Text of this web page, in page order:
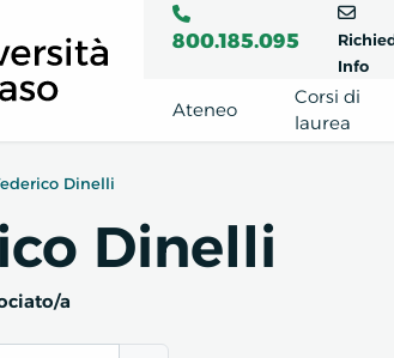
800.185.095
Info
Ateneo
Corsi di
laurea
Dinelli
Dinelli
a